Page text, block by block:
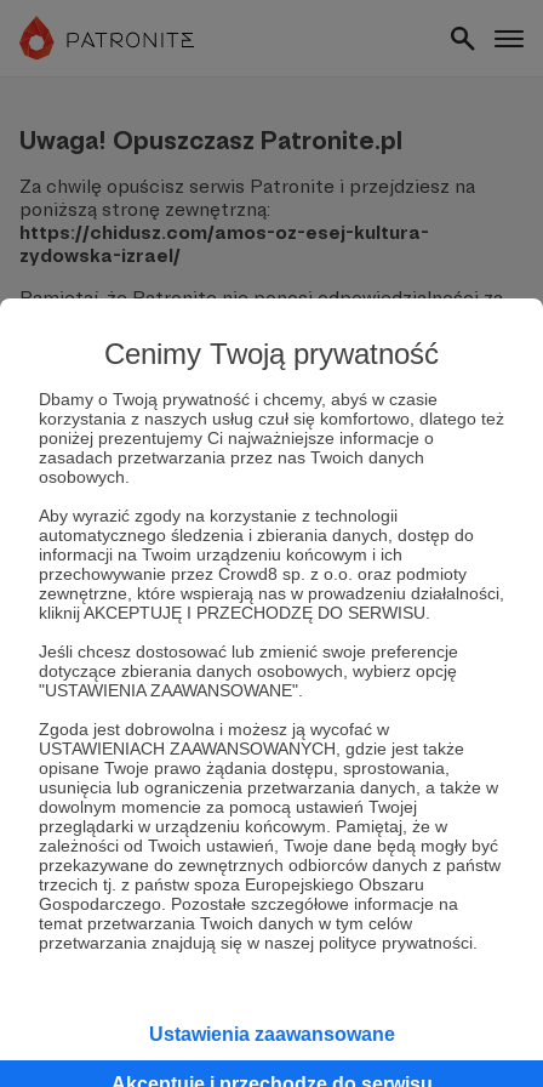
Cenimy Twoją prywatność
Dbamy o Twoją prywatność i chcemy, abyś w czasie
korzystania z naszych usług czuł się komfortowo, dlatego też
poniżej prezentujemy Ci najważniejsze informacje o
zasadach przetwarzania przez nas Twoich danych
osobowych.
Aby wyrazić zgody na korzystanie z technologii
automatycznego śledzenia i zbierania danych, dostęp do
informacji na Twoim urządzeniu końcowym i ich
przechowywanie przez Crowd8 sp. z o.o. oraz podmioty
zewnętrzne, które wspierają nas w prowadzeniu działalności,
kliknij AKCEPTUJĘ I PRZECHODZĘ DO SERWISU.
Jeśli chcesz dostosować lub zmienić swoje preferencje
dotyczące zbierania danych osobowych, wybierz opcję
"USTAWIENIA ZAAWANSOWANE".
Zgoda jest dobrowolna i możesz ją wycofać w
USTAWIENIACH ZAAWANSOWANYCH, gdzie jest także
opisane Twoje prawo żądania dostępu, sprostowania,
usunięcia lub ograniczenia przetwarzania danych, a także w
dowolnym momencie za pomocą ustawień Twojej
przeglądarki w urządzeniu końcowym. Pamiętaj, że w
zależności od Twoich ustawień, Twoje dane będą mogły być
przekazywane do zewnętrznych odbiorców danych z państw
trzecich tj. z państw spoza Europejskiego Obszaru
Gospodarczego. Pozostałe szczegółowe informacje na
temat przetwarzania Twoich danych w tym celów
przetwarzania znajdują się w naszej polityce prywatności.
Ustawienia zaawansowane
Uwaga! Opuszczasz Patronite.pl
Za chwilę opuścisz serwis Patronite i przejdziesz na
poniższą stronę zewnętrzną:
https://chidusz.com/amos-oz-esej-kultura-
zydowska-izrael/
Pamiętaj, że Patronite nie ponosi odpowiedzialności za
Nie podawaj swoich danych logowania ani informacji
Sprawdź dokładnie adres URL, zanim klikniesz przycisk
"Tak, przejdź do strony".
Jeśli masz wątpliwości, wróć do Patronite i zweryfikuj
link.
Czy na pewno chcesz kontynuować?
Tak, przejdź do strony
Pozostań na Patronite
Kategorie
O Patronite
Dodatkowe produkty
Pomoc
RegulaminPolityka prywatnościPatronite Commons